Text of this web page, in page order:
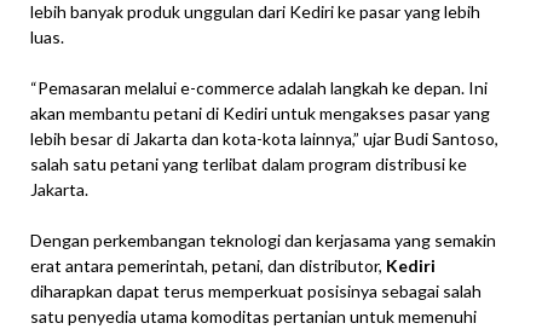
lebih banyak produk unggulan dari Kediri ke pasar yang lebih
luas.
“Pemasaran melalui e-commerce adalah langkah ke depan. Ini
akan membantu petani di Kediri untuk mengakses pasar yang
lebih besar di Jakarta dan kota-kota lainnya,” ujar Budi Santoso,
salah satu petani yang terlibat dalam program distribusi ke
Jakarta.
Dengan perkembangan teknologi dan kerjasama yang semakin
erat antara pemerintah, petani, dan distributor, Kediri
diharapkan dapat terus memperkuat posisinya sebagai salah
satu penyedia utama komoditas pertanian untuk memenuhi